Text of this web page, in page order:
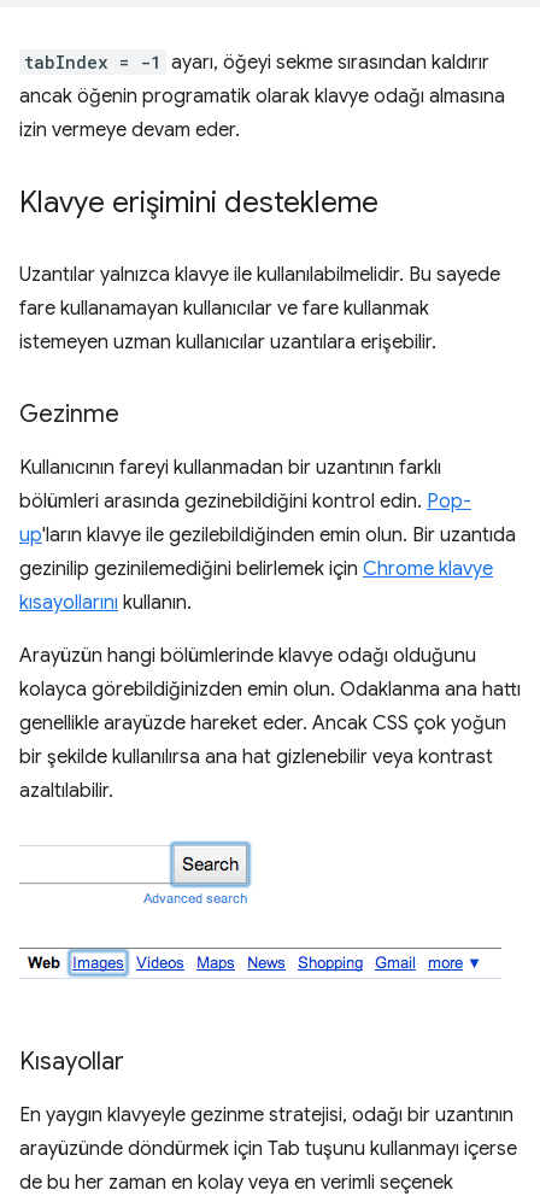
tabIndex = -1 ayarı, öğeyi sekme sırasından kaldırır
ancak öğenin programatik olarak klavye odağı almasına
izin vermeye devam eder.
Klavye erişimini destekleme
Uzantılar yalnızca klavye ile kullanılabilmelidir. Bu sayede
fare kullanamayan kullanıcılar ve fare kullanmak
istemeyen uzman kullanıcılar uzantılara erişebilir.
Gezinme
Kullanıcının fareyi kullanmadan bir uzantının farklı
bölümleri arasında gezinebildiğini kontrol edin. Pop-
up'ların klavye ile gezilebildiğinden emin olun. Bir uzantıda
gezinilip gezinilemediğini belirlemek için Chrome klavye
kısayollarını kullanın.
Arayüzün hangi bölümlerinde klavye odağı olduğunu
kolayca görebildiğinizden emin olun. Odaklanma ana hattı
genellikle arayüzde hareket eder. Ancak CSS çok yoğun
bir şekilde kullanılırsa ana hat gizlenebilir veya kontrast
azaltılabilir.
Kısayollar
En yaygın klavyeyle gezinme stratejisi, odağı bir uzantının
arayüzünde döndürmek için Tab tuşunu kullanmayı içerse
de bu her zaman en kolay veya en verimli seçenek